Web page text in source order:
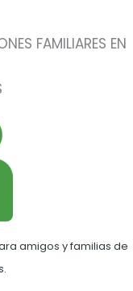
FAMILIARES EN
amigos y familias de